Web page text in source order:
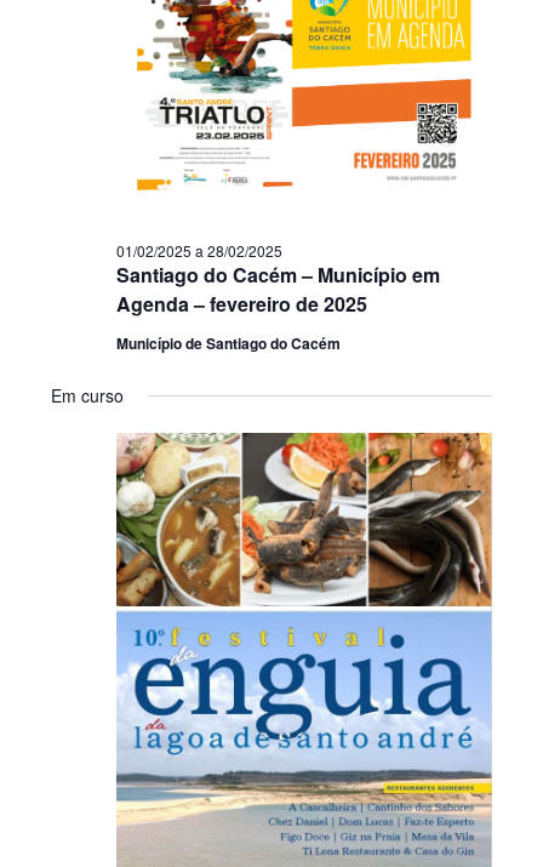
Santiago do Cacém – Município em
Agenda – fevereiro de 2025
01/02/2025 a 28/02/2025
Município de Santiago do Cacém
Em curso